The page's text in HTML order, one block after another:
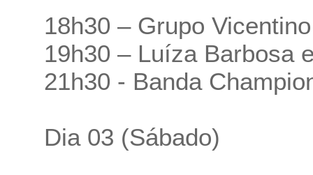
18h30 – Grupo Vicentino
19h30 – Luíza Barbosa
21h30 - Banda
Dia 03 (Sábado)